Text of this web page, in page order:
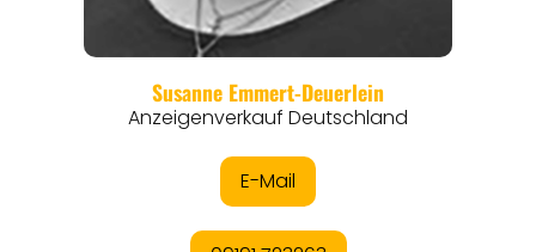
REGIONEN